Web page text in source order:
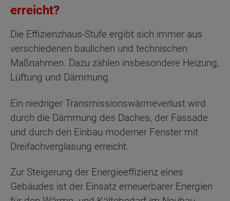
erreicht?
Die Effizienzhaus-Stufe ergibt sich immer aus
verschiedenen baulichen und technischen
Maßnahmen. Dazu zählen insbesondere Heizung,
Lüftung und Dämmung.
Ein niedriger Transmissionswärmeverlust wird
durch die Dämmung des Daches, der Fassade
und durch den Einbau moderner Fenster mit
Dreifachverglasung erreicht.
Zur Steigerung der Energieeffizienz eines
Gebäudes ist der Einsatz erneuerbarer Energien